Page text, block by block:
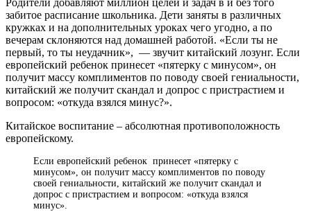
забитое расписание школьника. Дети заняты в различных
кружках и на дополнительных уроках чего угодно, а по
вечерам склоняются над домашней работой. «Если ты не
первый, то ты неудачник», — звучит китайский лозунг. Если
европейский ребенок принесет «пятерку с минусом», он
получит массу комплиментов по поводу своей гениальности,
китайский же получит скандал и допрос с пристрастием и
вопросом: «откуда взялся минус?».
Китайское воспитание – абсолютная противоположность
европейскому.
Если европейский ребенок принесет «пятерку с
минусом», он получит массу комплиментов по поводу
своей гениальности, китайский же получит скандал и
допрос с пристрастием и вопросом: «откуда взялся
минус».